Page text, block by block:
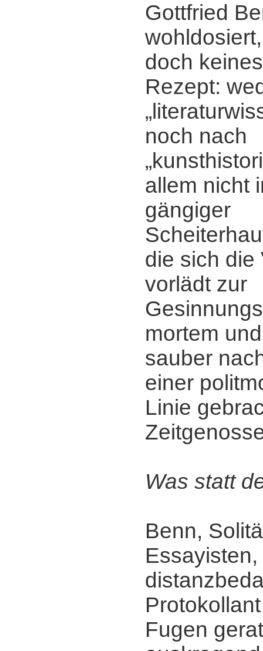
Gottfried
doch
Rezept:
noch nach
allem nicht
gängiger
die sich die
vorlädt zur
mortem
sauber
einer
Linie
Was statt
Benn,
Essayisten,
Fugen